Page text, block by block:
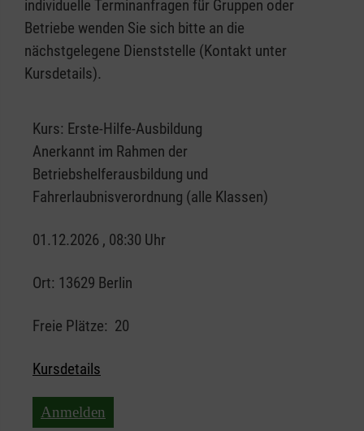
individuelle Terminanfragen für Gruppen oder
Betriebe wenden Sie sich bitte an die
nächstgelegene Dienststelle (Kontakt unter
Kursdetails).
Kurs: Erste-Hilfe-Ausbildung
Anerkannt im Rahmen der
Betriebshelferausbildung und
Fahrerlaubnisverordnung (alle Klassen)
01.12.2026 , 08:30 Uhr
Ort: 13629 Berlin
Freie Plätze: 20
Kursdetails
Anmelden